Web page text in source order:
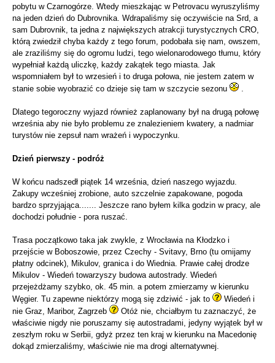
pobytu w Czarnogórze. Wtedy mieszkając w Petrovacu wyruszyliśmy
na jeden dzień do Dubrovnika. Wdrapaliśmy się oczywiście na Srd, a
sam Dubrovnik, ta jedna z największych atrakcji turystycznych CRO,
którą zwiedził chyba każdy z tego forum, podobała się nam, owszem,
ale zraziliśmy się do ogromu ludzi, tego wielonarodowego tłumu, który
wypełniał każdą uliczkę, każdy zakątek tego miasta. Jak
wspomniałem był to wrzesień i to druga połowa, nie jestem zatem w
stanie sobie wyobrazić co dzieje się tam w szczycie sezonu
.
Dlatego tegoroczny wyjazd również zaplanowany był na drugą połowę
września aby nie było problemu ze znalezieniem kwatery, a nadmiar
turystów nie zepsuł nam wrażeń i wypoczynku.
Dzień pierwszy - podróż
W końcu nadszedł piątek 14 września, dzień naszego wyjazdu.
Zakupy wcześniej zrobione, auto szczelnie zapakowane, pogoda
bardzo sprzyjająca....... Jeszcze rano byłem kilka godzin w pracy, ale
dochodzi południe - pora ruszać.
Trasa początkowo taka jak zwykle, z Wrocławia na Kłodzko i
przejście w Boboszowie, przez Czechy - Svitavy, Brno (tu omijamy
płatny odcinek), Mikulov, granica i do Wiednia. Prawie całej drodze
Mikulov - Wiedeń towarzyszy budowa autostrady. Wiedeń
przejeżdżamy szybko, ok. 45 min. a potem zmierzamy w kierunku
Węgier. Tu zapewne niektórzy mogą się zdziwić - jak to
Wiedeń i
nie Graz, Maribor, Zagrzeb
Otóż nie, chciałbym tu zaznaczyć, że
właściwie nigdy nie poruszamy się autostradami, jedyny wyjątek był w
zeszłym roku w Serbii, gdyż przez ten kraj w kierunku na Macedonię
dokąd zmierzaliśmy, właściwie nie ma drogi alternatywnej.